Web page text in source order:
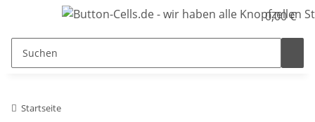
0,00 €
Startseite